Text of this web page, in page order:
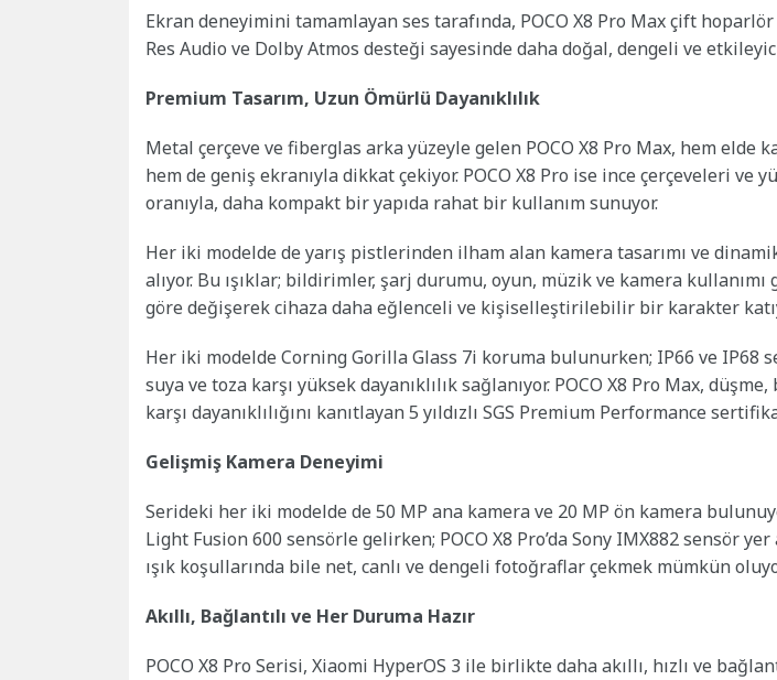
Ekran deneyimini tamamlayan ses tarafında, POCO X8 Pro Max çift
Res Audio ve Dolby Atmos desteği sayesinde daha doğal, dengeli ve
Premium Tasarım, Uzun Ömürlü Dayanıklılık
Metal çerçeve ve fiberglas arka yüzeyle gelen POCO X8 Pro Max, hem elde
hem de geniş ekranıyla dikkat çekiyor. POCO X8 Pro ise ince çerçeveleri ve
oranıyla, daha kompakt bir yapıda rahat bir kullanım sunuyor.
Her iki modelde de yarış pistlerinden ilham alan kamera tasarımı ve dinamik
alıyor. Bu ışıklar; bildirimler, şarj durumu, oyun, müzik ve kamera
göre değişerek cihaza daha eğlenceli ve kişiselleştirilebilir bir karakter
Her iki modelde Corning Gorilla Glass 7i koruma bulunurken; IP66 ve IP68
suya ve toza karşı yüksek dayanıklılık sağlanıyor. POCO X8 Pro Max,
karşı dayanıklılığını kanıtlayan 5 yıldızlı SGS Premium Performance
Gelişmiş Kamera Deneyimi
Serideki her iki modelde de 50 MP ana kamera ve 20 MP ön kamera
Light Fusion 600 sensörle gelirken; POCO X8 Pro’da Sony IMX882 sensör yer
ışık koşullarında bile net, canlı ve dengeli fotoğraflar çekmek mümkün
Akıllı, Bağlantılı ve Her Duruma Hazır
POCO X8 Pro Serisi, Xiaomi HyperOS 3 ile birlikte daha akıllı, hızlı ve